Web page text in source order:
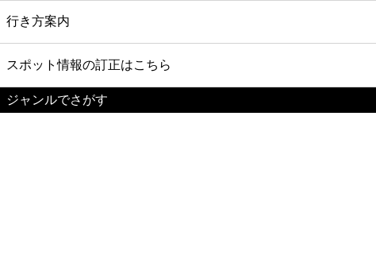
行き方案内
スポット情報の訂正はこちら
ジャンルでさがす